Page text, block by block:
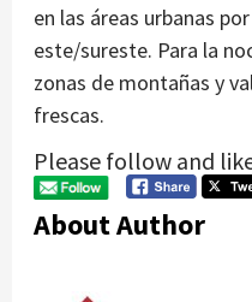
en las áreas urbanas
este/sureste. Para la
zonas de montañas y
frescas.
Please follow and
About Author